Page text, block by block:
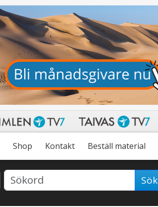
Shop Kontakt Beställ material
Sök